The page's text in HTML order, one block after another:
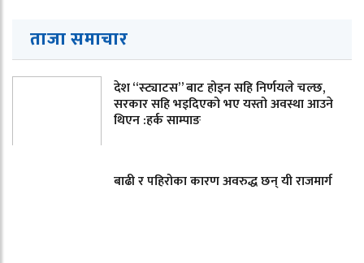
ताजा समाचार
देश “स्ट्याटस” बाट होइन सहि निर्णयले चल्छ,
सरकार सहि भइदिएको भए यस्तो अवस्था आउने
थिएन :हर्क साम्पाङ
बाढी र पहिरोका कारण अवरुद्ध छन् यी राजमार्ग